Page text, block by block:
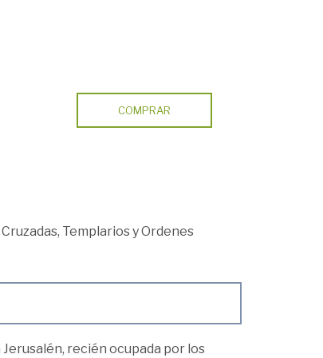
COMPRAR
Cruzadas, Templarios y Ordenes
recién ocupada por los